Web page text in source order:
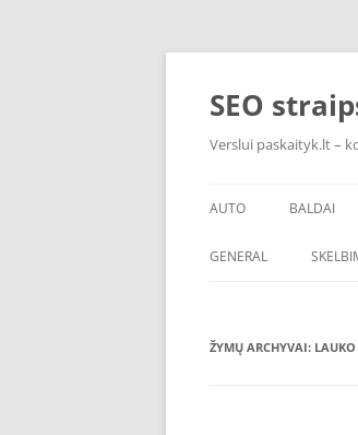
Pereiti
SEO
Verslui paskaityk.lt –
AUTO
PADANGOS
BALDAI
GENERAL
ŽYMŲ ARCHYVAI: LAUKO